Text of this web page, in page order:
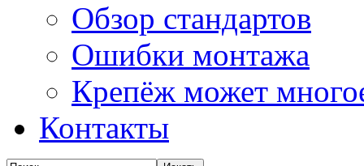
Обзор стандартов
Ошибки монтажа
Крепёж может
Контакты